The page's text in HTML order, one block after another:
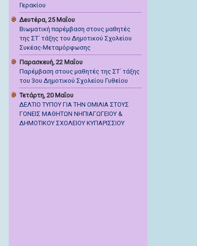
Γερακίου
Δευτέρα, 25 Μαΐου
Βιωματική παρέμβαση στους μαθητές
της ΣΤ΄ τάξης του Δημοτικού Σχολείου
Συκέας-Μεταμόρφωσης
Παρασκευή, 22 Μαΐου
Παρέμβαση στους μαθητές της ΣΤ΄ τάξης
του 3ου Δημοτικού Σχολείου Γυθείου
Τετάρτη, 20 Μαΐου
ΔΕΛΤΙΟ ΤΥΠΟΥ ΓΙΑ ΤΗΝ ΟΜΙΛΙΑ ΣΤΟΥΣ
ΓΟΝΕΙΣ ΜΑΘΗΤΩΝ ΝΗΠΙΑΓΩΓΕΙΟΥ &
ΔΗΜΟΤΙΚΟΥ ΣΧΟΛΕΙΟΥ ΚΥΠΑΡΙΣΣΙΟΥ